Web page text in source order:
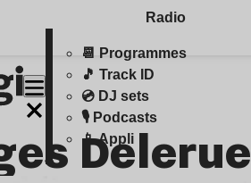
Radio
📆 Programmes
🎵 Track ID
💿 DJ sets
🎙️ Podcasts
📱 Appli
Delerue